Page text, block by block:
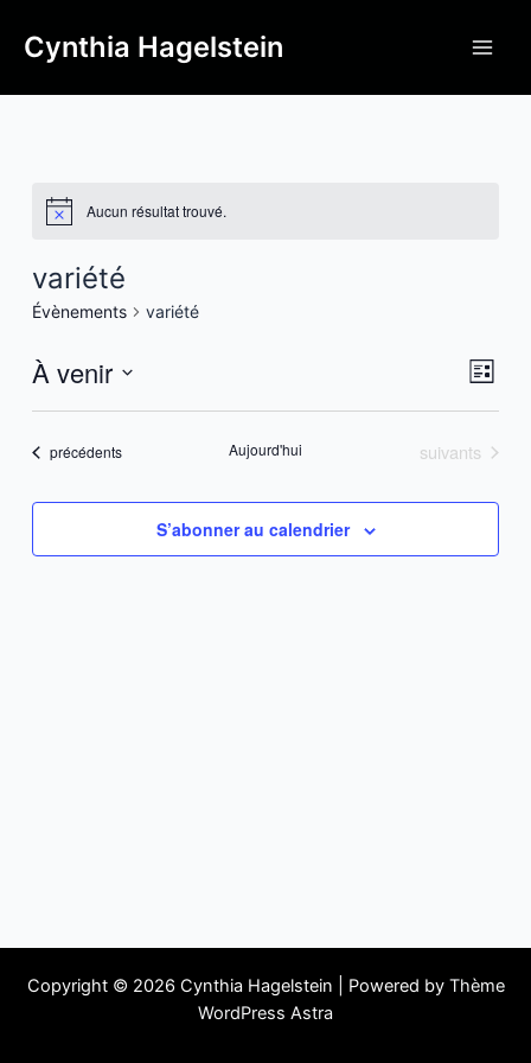
Cynthia Hagelstein
Aucun résultat trouvé.
variété
Évènements variété
par
Liste
À venir
date.Évènements
précédents Aujourd'hui Évènements
suivants
S’abonner au calendrier
Copyright © 2026 Cynthia Hagelstein | Powered by Thème
WordPress Astra